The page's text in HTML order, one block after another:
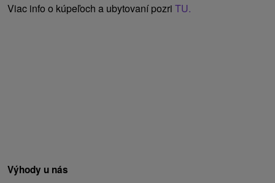
Viac info o kúpeľoch a ubytovaní pozri TU.
Výhody u nás